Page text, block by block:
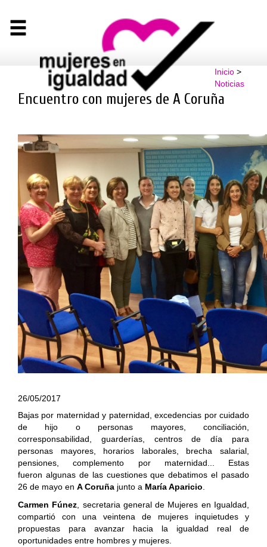
Inicio>
Noticias
Encuentro con mujeres de A Coruña
26/05/2017
Bajas por maternidad y paternidad, excedencias por cuidado
de hijo o personas mayores, conciliación,
corresponsabilidad, guarderías, centros de día para
personas mayores, horarios laborales, brecha salarial,
pensiones, complemento por maternidad... Estas
fueron algunas de las cuestiones que debatimos el pasado
26 de mayo en A Coruña junto a María Aparicio
Carmen Fúnez , secretaria general de Mujeres en Igualdad,
compartió con una veintena de mujeres inquietudes y
propuestas para avanzar hacia la igualdad real de
oportunidades entre hombres y mujeres.